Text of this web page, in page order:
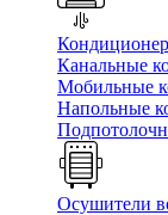
Канальные
Мобильные
Напольные
Осушители